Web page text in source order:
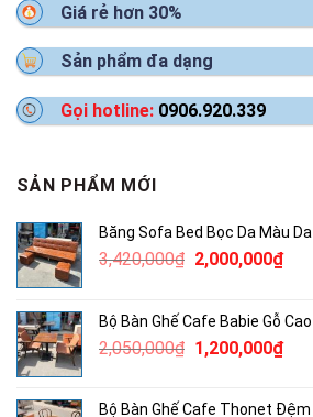
Giá rẻ hơn 30%
Sản phẩm đa dạng
Gọi hotline: 0906.920.339
SẢN PHẨM MỚI
Băng Sofa Bed Bọc Da Màu Da
3,420,000₫ Giá
3,420,000₫.
2,000,000₫Giá
là:
Bộ Bàn Ghế Cafe Babie Gỗ
2,050,000₫ Giá
1,200,000₫Giá
Bộ Bàn Ghế Cafe Thonet Đệm